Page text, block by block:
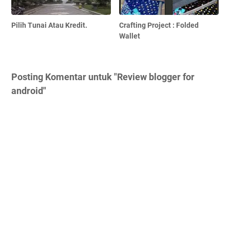
Pilih Tunai Atau Kredit.
Crafting Project : Folded
Wallet
Posting Komentar untuk "Review blogger for
android"